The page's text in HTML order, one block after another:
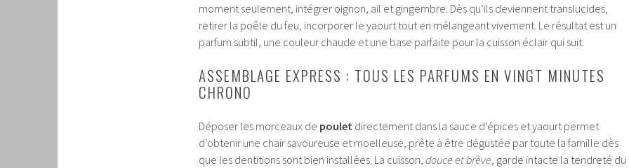
moment seulement, intégrer oignon, ail et gingembre. Dès qu’ils deviennent translucides,
retirer la poêle du feu, incorporer le yaourt tout en mélangeant vivement. Le résultat est un
parfum subtil, une couleur chaude et une base parfaite pour la cuisson éclair qui suit.
ASSEMBLAGE EXPRESS : TOUS LES PARFUMS EN VINGT MINUTES
CHRONO
Déposer les morceaux de poulet directement dans la sauce d’épices et yaourt permet
d’obtenir une chair savoureuse et moelleuse, prête à être dégustée par toute la famille dès
que les dentitions sont bien installées. La cuisson, douce et brève , garde intacte la tendreté du